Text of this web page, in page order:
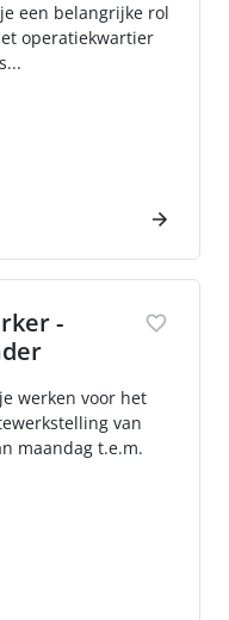
een belangrijke rol
operatiekwartier
-
werken voor het
van
maandag t.e.m.